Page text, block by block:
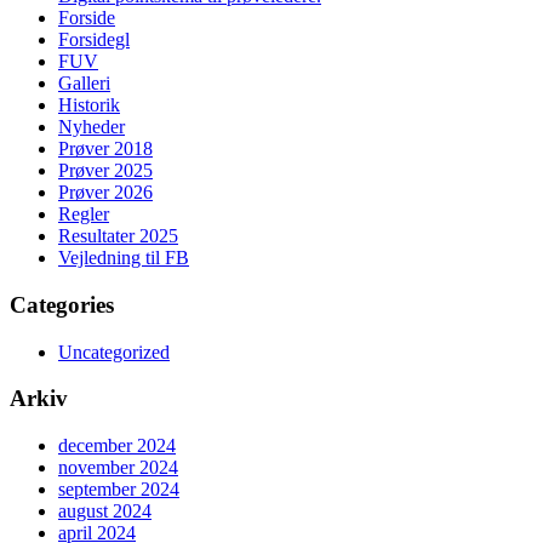
Forside
Forsidegl
FUV
Galleri
Historik
Nyheder
Prøver 2018
Prøver 2025
Prøver 2026
Regler
Resultater 2025
Vejledning til FB
Categories
Uncategorized
Arkiv
december 2024
november 2024
september 2024
august 2024
april 2024